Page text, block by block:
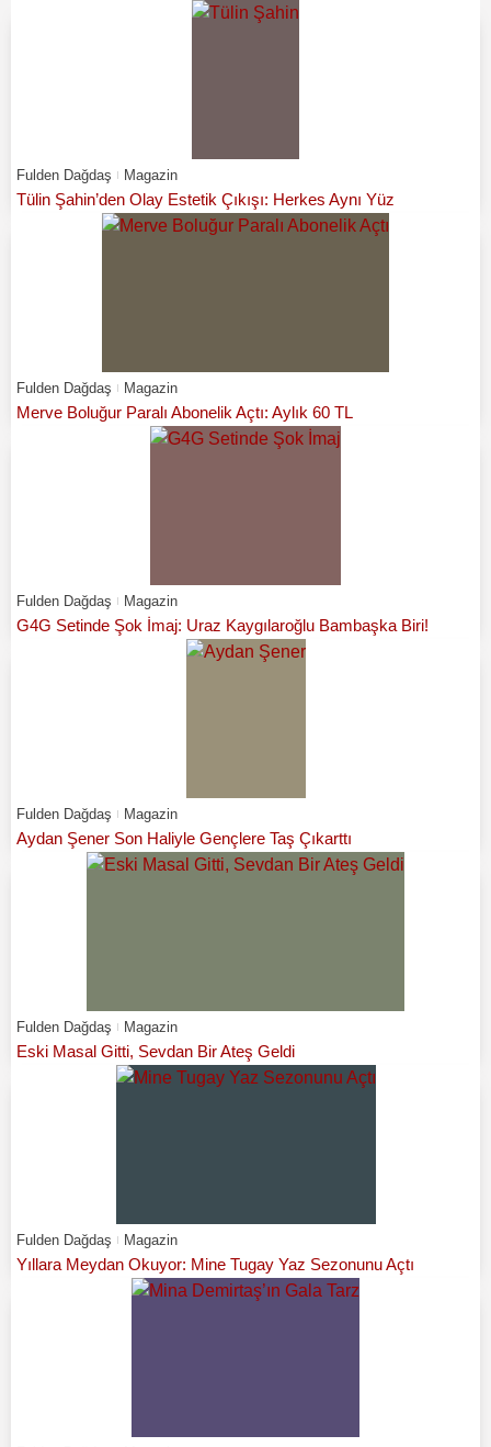
Fulden Dağdaş Magazin
Tülin Şahin’den Olay Estetik Çıkışı: Herkes Aynı Yüz
Fulden Dağdaş Magazin
Merve Boluğur Paralı Abonelik Açtı: Aylık 60 TL
Fulden Dağdaş Magazin
G4G Setinde Şok İmaj: Uraz Kaygılaroğlu Bambaşka Biri!
Fulden Dağdaş Magazin
Aydan Şener Son Haliyle Gençlere Taş Çıkarttı
Fulden Dağdaş Magazin
Eski Masal Gitti, Sevdan Bir Ateş Geldi
Fulden Dağdaş Magazin
Yıllara Meydan Okuyor: Mine Tugay Yaz Sezonunu Açtı